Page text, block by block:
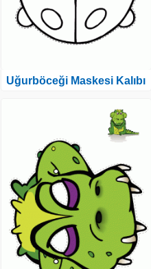
Uğurböceği Maskesi Kalıbı